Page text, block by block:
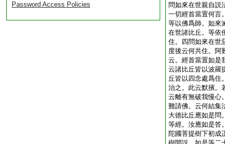
Password Access Policies
問如來在世親自説
一切經首當置何言
等以佛爲師。如來
在世諸比丘。等依
住。四問如來在世
度後云何共住。阿
云。經首當置如是
云諸比丘皆以波羅
丘皆以四念處爲住
治之。此云默擯。
云離有無破我慢心
難請佛。云何結集
大徳比丘應如是問
等經。汝應如是答
陀國菩提樹下初成